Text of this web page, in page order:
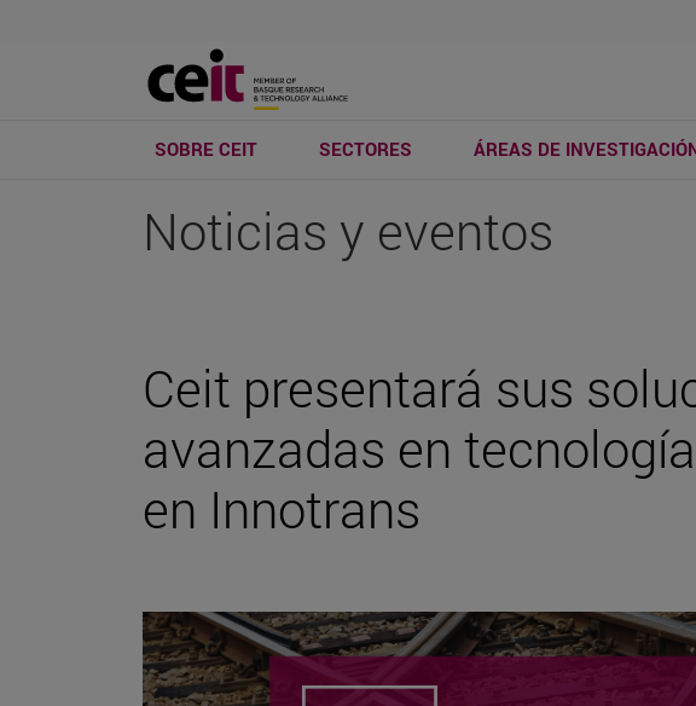
SOBRE CEIT SECTORES ÁREAS DE
Noticias y eventos
Ceit presentará sus
avanzadas en
en Innotrans